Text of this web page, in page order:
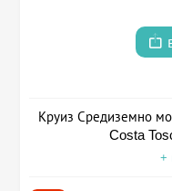
Круиз Средиземно
Costa
+